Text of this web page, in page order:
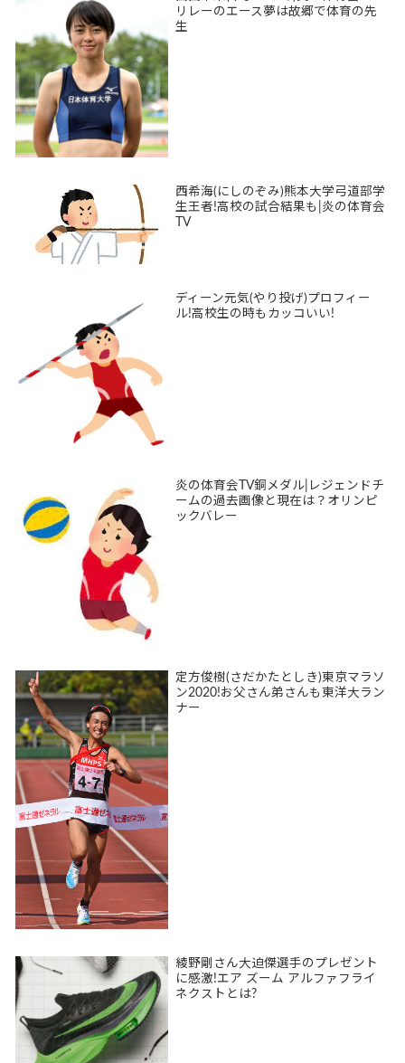
リレーのエース夢は故郷で体育の先
生
西希海(にしのぞみ)熊本大学弓道部学
生王者!高校の試合結果も|炎の体育会
TV
ディーン元気(やり投げ)プロフィー
ル!高校生の時もカッコいい!
炎の体育会TV銅メダル|レジェンドチ
ームの過去画像と現在は？オリンピ
ックバレー
定方俊樹(さだかたとしき)東京マラソ
ン2020!お父さん弟さんも東洋大ラン
ナー
綾野剛さん大迫傑選手のプレゼント
に感激!エア ズーム アルファフライ
ネクストとは?